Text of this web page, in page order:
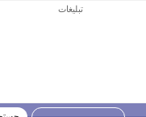
کامپیوتر و...)
تبلیغات